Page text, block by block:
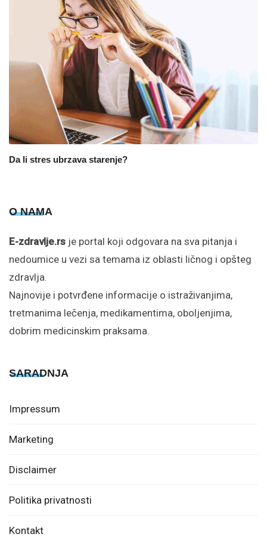
Da li stres ubrzava starenje?
O NAMA
E-zdravlje.rs je portal koji odgovara na sva pitanja i
nedoumice u vezi sa temama iz oblasti ličnog i opšteg
zdravlja.
Najnovije i potvrđene informacije o istraživanjima,
tretmanima lečenja, medikamentima, oboljenjima,
dobrim medicinskim praksama.
SARADNJA
Impressum
Marketing
Disclaimer
Politika privatnosti
Kontakt